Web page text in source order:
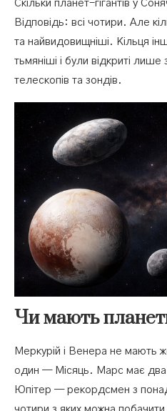
Скільки планет-гігантів у
Відповідь: всі чотири. Але
та найвидовищніші. Кільця
тьмяніші і були відкриті
телескопів та зондів.
Чи мають
Меркурій і Венера не мають
один — Місяць. Марс має два
Юпітер — рекордсмен з